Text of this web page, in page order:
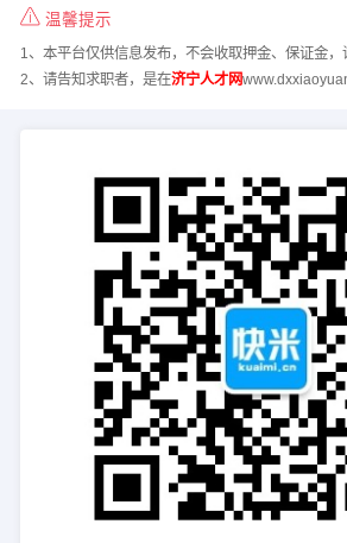
温馨提示
1、本平台仅供信息发布，不会收取押金、保证金，
2、请告知求职者，是在济宁人才网